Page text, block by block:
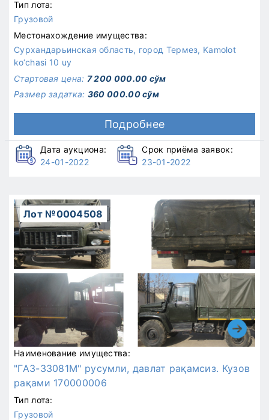
Тип лота:
Грузовой
Местонахождение имущества:
Сурхандарьинская область, город Термез, Kamolot
ko‘chasi 10 uy
Стартовая цена: 7 200 000.00 сўм
Размер задатка: 360 000.00 сўм
Подробнее
Дата аукциона:
24-01-2022
Срок приёма заявок:
23-01-2022
Лот №0004508
Наименование имущества:
"ГАЗ-33081М" русумли, давлат рақамсиз. Кузов
рақами 170000006
Тип лота:
Грузовой